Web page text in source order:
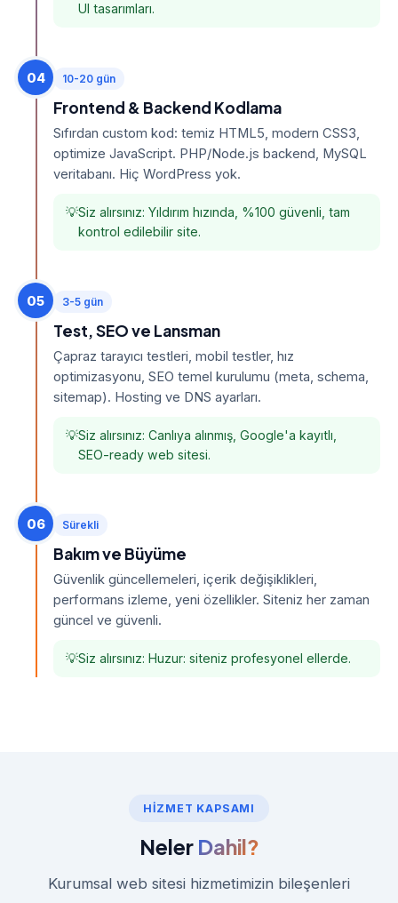
UI tasarımları.
04 10-20 gün
Frontend & Backend Kodlama
Sıfırdan custom kod: temiz HTML5, modern CSS3,
optimize JavaScript. PHP/Node.js backend, MySQL
veritabanı. Hiç WordPress yok.
Siz alırsınız: Yıldırım hızında, %100 güvenli, tam
kontrol edilebilir site.
05 3-5 gün
Test, SEO ve Lansman
Çapraz tarayıcı testleri, mobil testler, hız
optimizasyonu, SEO temel kurulumu (meta, schema,
sitemap). Hosting ve DNS ayarları.
Siz alırsınız: Canlıya alınmış, Google'a kayıtlı,
SEO-ready web sitesi.
06 Sürekli
Bakım ve Büyüme
Güvenlik güncellemeleri, içerik değişiklikleri,
performans izleme, yeni özellikler. Siteniz her zaman
güncel ve güvenli.
Siz alırsınız: Huzur: siteniz profesyonel ellerde.
HIZMET KAPSAMI
Neler Dahil?
Kurumsal web sitesi hizmetimizin bileşenleri